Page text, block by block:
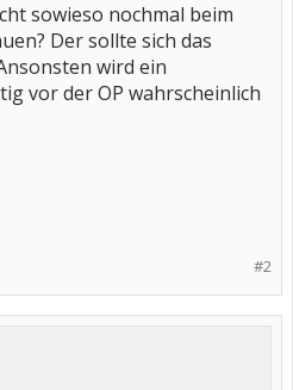
sowieso nochmal beim
Der sollte sich das
wird ein
vor der OP wahrscheinlich
#2